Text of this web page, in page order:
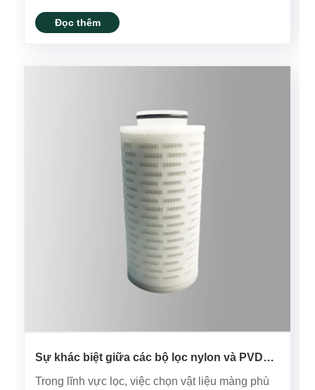
quan trọng để chọn hệ thống lọc đúng cho các
Đọc thêm
Sự khác biệt giữa các bộ lọc nylon và PVDF
Trong lĩnh vực lọc, việc chọn vật liệu màng phù